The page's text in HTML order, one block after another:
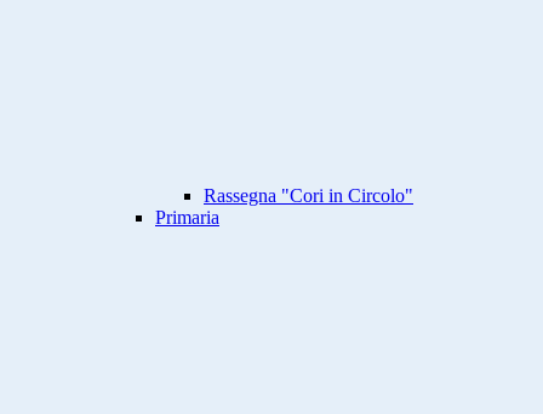
Rassegna "Cori in Circolo"
Primaria